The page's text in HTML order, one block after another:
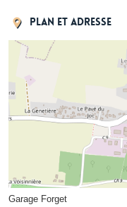
Plan et adresse
Garage Forget